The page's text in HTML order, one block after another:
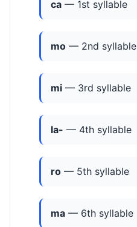
ca — 1st syllable
mo — 2nd syllable
mi — 3rd syllable
la- — 4th syllable
ro — 5th syllable
ma — 6th syllable